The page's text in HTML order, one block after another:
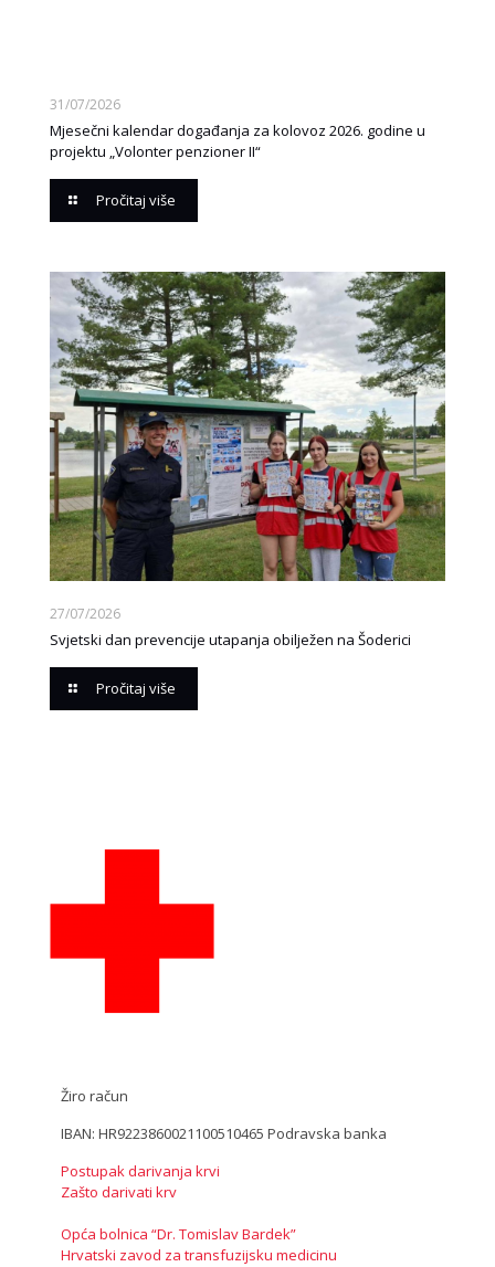
31/07/2026
Mjesečni kalendar događanja za kolovoz 2026. godine u
projektu „Volonter penzioner II“
Pročitaj više
27/07/2026
Svjetski dan prevencije utapanja obilježen na Šoderici
Pročitaj više
Žiro račun
IBAN: HR9223860021100510465 Podravska banka
Postupak darivanja krvi
Zašto darivati krv
Opća bolnica “Dr. Tomislav Bardek”
Hrvatski zavod za transfuzijsku medicinu